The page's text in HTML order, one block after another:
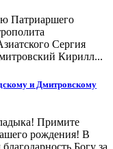
Патриаршего
Сергия
Кирилл...
и Дмитровскому
Примите
рождения! В
Богу за